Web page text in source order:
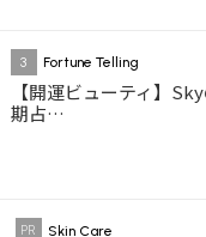
3 Fortune Telling
【開運ビューティ】
期占…
Skin Care